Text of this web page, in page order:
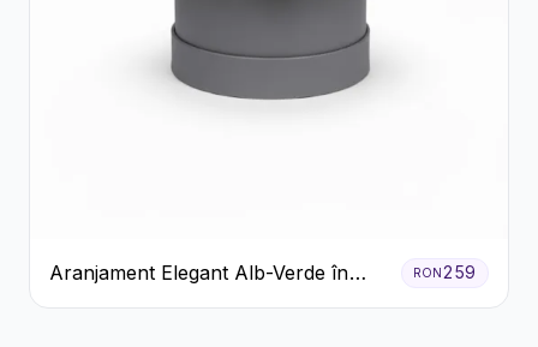
Aranjament Elegant Alb-Verde în
Cutie Gri
RON259